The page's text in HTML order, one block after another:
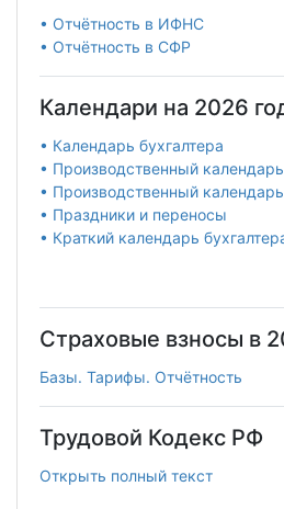
• Отчётность в ИФНС
• Отчётность в СФР
Календари на 2026
• Календарь бухгалтера
• Производственный
• Производственный
• Праздники и переносы
• Краткий календарь
Страховые взносы в
Базы. Тарифы. Отчётность
Трудовой Кодекс РФ
Открыть полный текст